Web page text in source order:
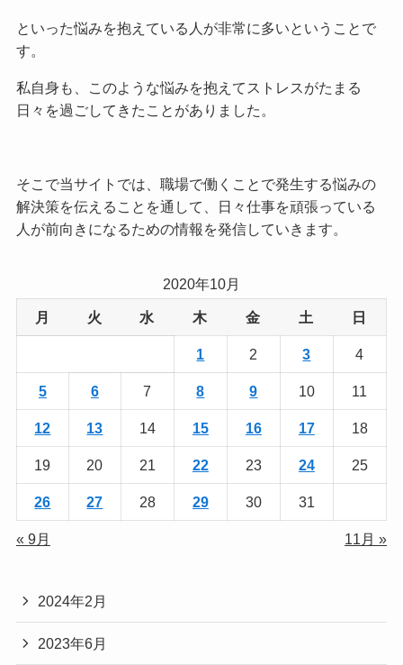
といった悩みを抱えている人が非常に多いということで
す。
私自身も、このような悩みを抱えてストレスがたまる
日々を過ごしてきたことがありました。
そこで当サイトでは、職場で働くことで発生する悩みの
解決策を伝えることを通して、日々仕事を頑張っている
人が前向きになるための情報を発信していきます。
2020年10月
月 火 水 木 金 土 日
1 2 3 4
5 6 7 8 9 10 11
12 13 14 15 16 17 18
19 20 21 22 23 24 25
26 27 28 29 30 31
« 9月 11月 »
2024年2月
2023年6月